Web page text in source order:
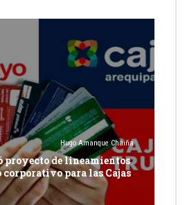
Hugo Amanque Chaiña
proyecto de lineamientos
corporativo para las Cajas